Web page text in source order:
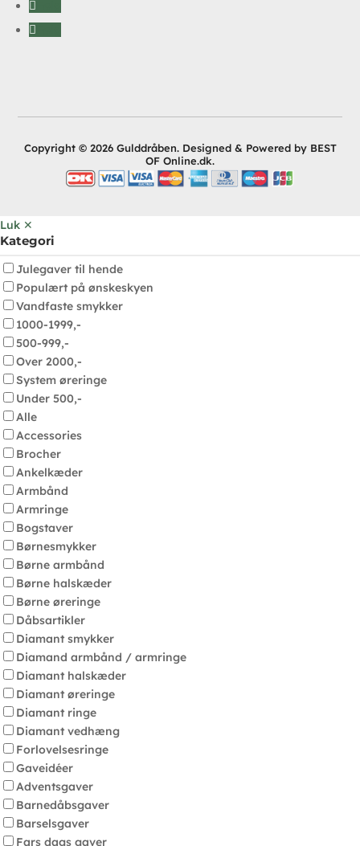
Copyright © 2026 Gulddråben. Designed & Powered by BEST
OF Online.dk.
Luk ✕
Kategori
Julegaver til hende
Populært på ønskeskyen
Vandfaste smykker
1000-1999,-
500-999,-
Over 2000,-
System øreringe
Under 500,-
Alle
Accessories
Brocher
Ankelkæder
Armbånd
Armringe
Bogstaver
Børnesmykker
Børne armbånd
Børne halskæder
Børne øreringe
Dåbsartikler
Diamant smykker
Diamand armbånd / armringe
Diamant halskæder
Diamant øreringe
Diamant ringe
Diamant vedhæng
Forlovelsesringe
Gaveidéer
Adventsgaver
Barnedåbsgaver
Barselsgaver
Fars dags gaver